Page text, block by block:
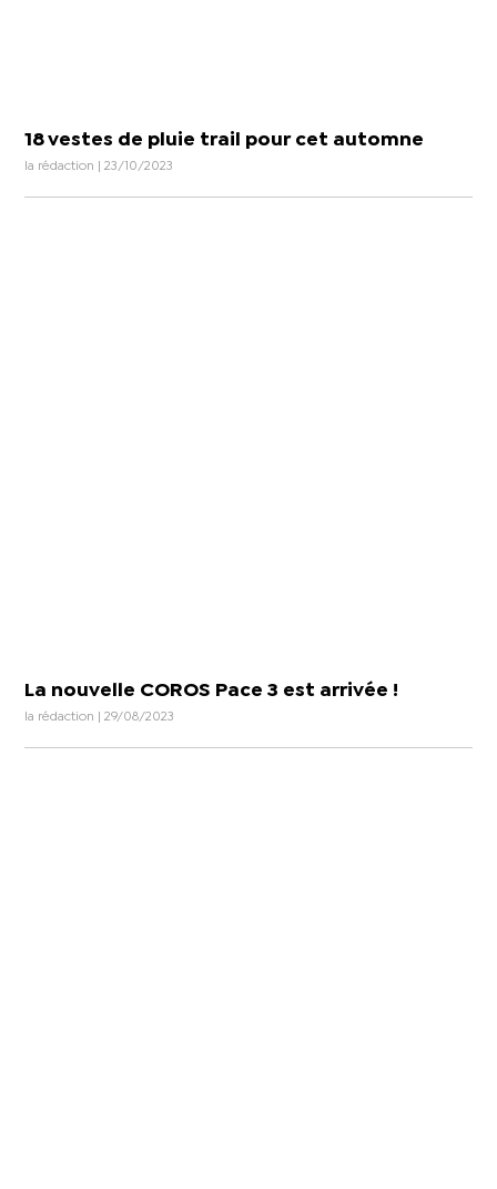
18 vestes de pluie trail pour cet automne
la rédaction | 23/10/2023
La nouvelle COROS Pace 3 est arrivée !
la rédaction | 29/08/2023